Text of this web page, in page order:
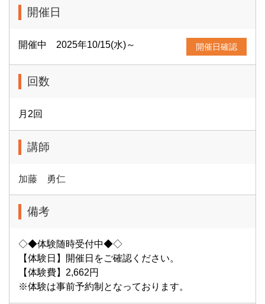
開催日
開催中 2025年10/15(水)～ 開催日確認
回数
月2回
講師
加藤 勇仁
備考
◇◆体験随時受付中◆◇
【体験日】開催日をご確認ください。
【体験費】2,662円
※体験は事前予約制となっております。